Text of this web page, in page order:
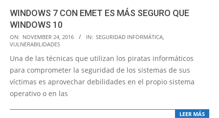
WINDOWS 7 CON EMET ES MÁS SEGURO QUE
WINDOWS 10
2016-
11-
24
ON: NOVEMBER 24, 2016 IN: SEGURIDAD INFORMÁTICA,
VULNERABILIDADES
Una de las técnicas que utilizan los piratas informáticos
para comprometer la seguridad de los sistemas de sus
víctimas es aprovechar debilidades en el propio sistema
operativo o en las
LEER MÁS